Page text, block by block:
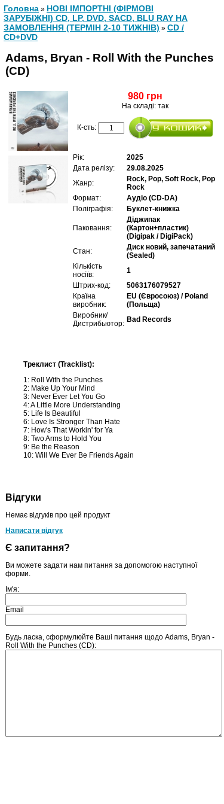
Головна » НОВІ ІМПОРТНІ (ФІРМОВІ
ЗАРУБІЖНІ) CD, LP, DVD, SACD, BLU RAY НА
ЗАМОВЛЕННЯ (ТЕРМІН 2-10 ТИЖНІВ) » CD /
CD+DVD
Adams, Bryan - Roll With the Punches
(CD)
980 грн
На складі: так
К-сть:
Рік:
2025
Дата релізу:
29.08.2025
Жанр:
Rock, Pop, Soft Rock, Pop
Rock
Формат:
Аудіо (CD-DA)
Поліграфія:
Буклет-книжка
Паковання:
Діджипак
(Картон+пластик)
(Digipak / DigiPack)
Стан:
Диск новий, запечатаний
(Sealed)
Кількість
носіїв:
1
Штрих-код:
5063176079527
Країна
виробник:
EU (Євросоюз) / Poland
(Польща)
Виробник/
Дистрибьютор: Bad Records
Треклист (Tracklist):
1: Roll With the Punches
2: Make Up Your Mind
3: Never Ever Let You Go
4: A Little More Understanding
5: Life Is Beautiful
6: Love Is Stronger Than Hate
7: How's That Workin' for Ya
8: Two Arms to Hold You
9: Be the Reason
10: Will We Ever Be Friends Again
Відгуки
Немає відгуків про цей продукт
Написати відгук
Є запитання?
Ви можете задати нам питання за допомогою наступної
форми.
Ім'я:
Email
Будь ласка, сформулюйте Ваші питання щодо Adams, Bryan -
Roll With the Punches (CD):